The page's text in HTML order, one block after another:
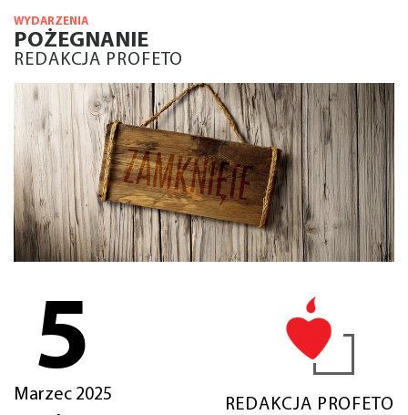
WYDARZENIA
POŻEGNANIE
REDAKCJA PROFETO
5
Marzec 2025
REDAKCJA PROFETO